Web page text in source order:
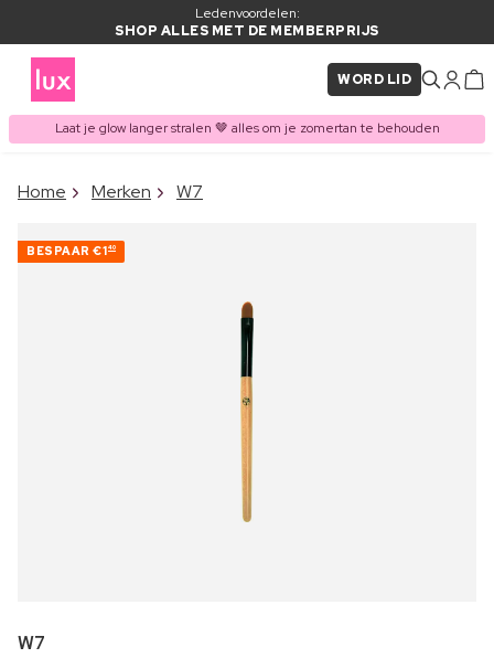
Ledenvoordelen:
SHOP ALLES MET DE MEMBERPRIJS
WORD LID
Laat je glow langer stralen 🤎 alles om je zomertan te behouden
ITEM TOEGEVOEGD AAN
Home Merken W7
BESPAAR €140
W7